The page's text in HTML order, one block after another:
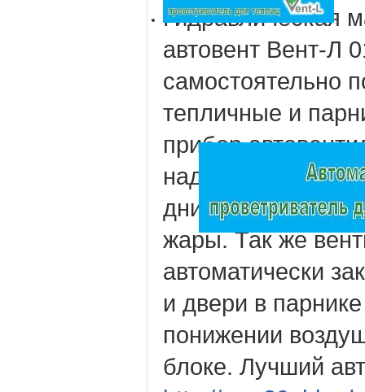
Гидравлическая
автовент Вент-Л
самостоятельно
тепличные и
прибор
надёжно защитит
дни от перегрева
жары. Так же
автоматически
и двери в
понижении
блоке. Лучший